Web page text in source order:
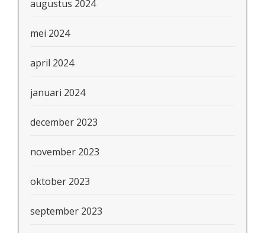
augustus 2024
mei 2024
april 2024
januari 2024
december 2023
november 2023
oktober 2023
september 2023